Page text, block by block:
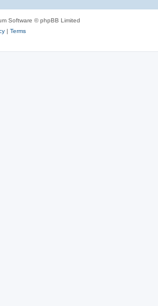
Software © phpBB Limited
| Terms